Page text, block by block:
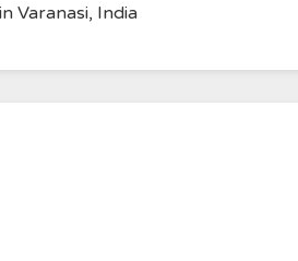
Varanasi, India